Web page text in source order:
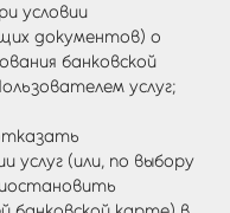
условии
документов) о
банковской
услуг;
услуг (или, по выбору